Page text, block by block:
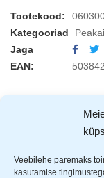
Veebilehe paremaks
kasutamise
Tootekood:
Kategooriad
Jaga
EAN:
väga kerge –
suurepärase